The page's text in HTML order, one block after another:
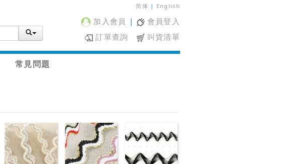
简体 | English
加入會員 |
會員登入
訂單查詢
叫貨清單
常見問題